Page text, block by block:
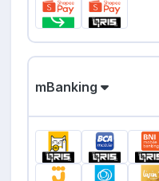
mBanking